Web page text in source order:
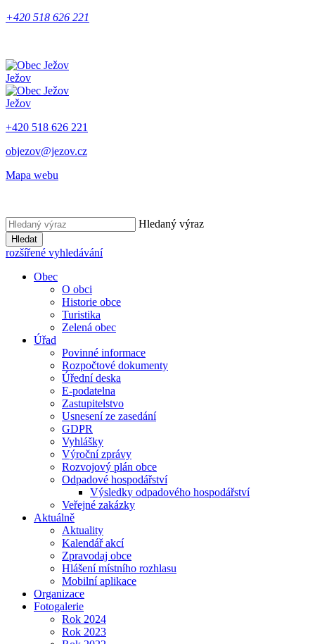
+420 518 626 221
Ježov
Ježov
+420 518 626 221
objezov@jezov.cz
Mapa webu
Hledaný výraz
Hledat
rozšířené vyhledávání
Obec
O obci
Historie obce
Turistika
Zelená obec
Úřad
Povinné informace
Rozpočtové dokumenty
Úřední deska
E-podatelna
Zastupitelstvo
Usnesení ze zasedání
GDPR
Vyhlášky
Výroční zprávy
Rozvojový plán obce
Odpadové hospodářství
Výsledky odpadového hospodářství
Veřejné zakázky
Aktuálně
Aktuality
Kalendář akcí
Zpravodaj obce
Hlášení místního rozhlasu
Mobilní aplikace
Organizace
Fotogalerie
Rok 2024
Rok 2023